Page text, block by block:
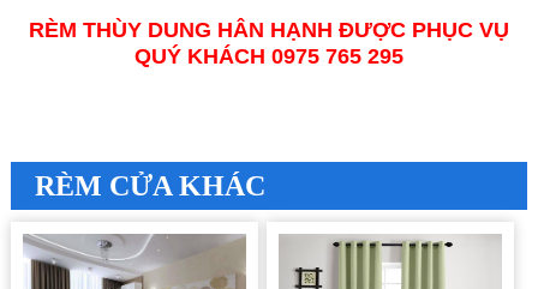
RÈM THÙY DUNG HÂN HẠNH ĐƯỢC PHỤC VỤ
QUÝ KHÁCH 0975 765 295
RÈM CỬA KHÁC